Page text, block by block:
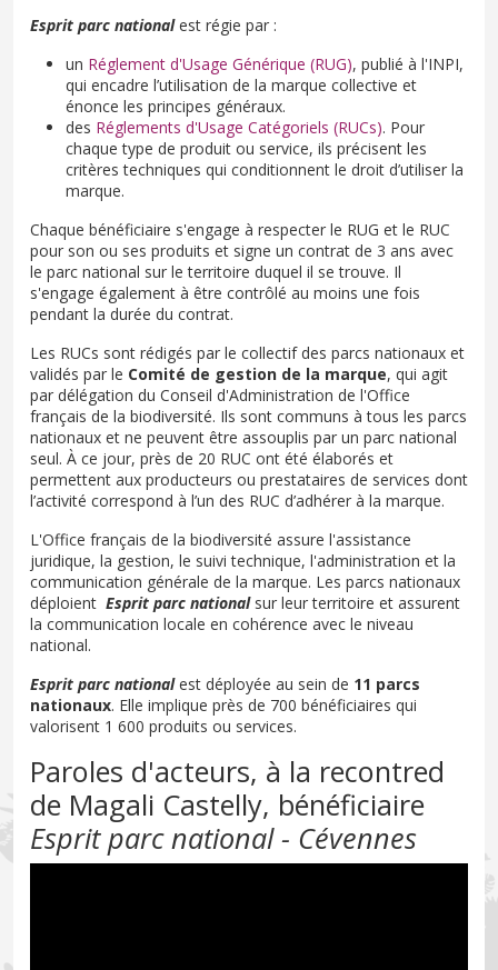
Esprit parc nationalest régie par :
un Réglement d'Usage Générique (RUG), publié à l'INPI,
qui encadre l’utilisation de la marque collective et
énonce les principes généraux.
des Réglements d'Usage Catégoriels (RUCs). Pour
chaque type de produit ou service, ils précisent les
critères techniques qui conditionnent le droit d’utiliser la
marque.
Chaque bénéficiaire s'engage à respecter le RUG et le RUC
pour son ou ses produits et signe un contrat de 3 ans avec
le parc national sur le territoire duquel il se trouve. Il
s'engage également à être contrôlé au moins une fois
pendant la durée du contrat.
Les RUCs sont rédigés par le collectif des parcs nationaux et
validés par le Comité de gestion de la marque, qui agit
par délégation du Conseil d'Administration de l'Office
français de la biodiversité. Ils sont communs à tous les parcs
nationaux et ne peuvent être assouplis par un parc national
seul. À ce jour, près de 20 RUC ont été élaborés et
permettent aux producteurs ou prestataires de services dont
l’activité correspond à l’un des RUC d’adhérer à la marque.
L'Office français de la biodiversité assure l'assistance
juridique, la gestion, le suivi technique, l'administration et la
communication générale de la marque. Les parcs nationaux
déploient Esprit parc national sur leur territoire et assurent
la communication locale en cohérence avec le niveau
national.
Esprit parc nationalest déployée au sein de 11 parcs
nationaux. Elle implique près de 700 bénéficiaires qui
valorisent 1 600 produits ou services.
Paroles d'acteurs, à la recontred
de Magali Castelly, bénéficiaire
Esprit parc national - Cévennes